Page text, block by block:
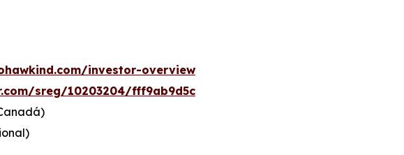
investor-overview
sreg/10203204/fff9ab9d5c